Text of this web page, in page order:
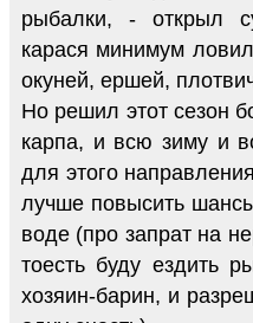
рыбалки, - открыл
карася минимум
окуней, ершей,
Но решил этот сезон
карпа, и всю зиму и
для этого
лучше повысить
воде (про запрат на
тоесть буду ездить
хозяин-барин, и